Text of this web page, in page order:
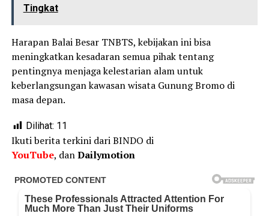
Tingkat
Harapan Balai Besar TNBTS, kebijakan ini bisa
meningkatkan kesadaran semua pihak tentang
pentingnya menjaga kelestarian alam untuk
keberlangsungan kawasan wisata Gunung Bromo di
masa depan.
Dilihat: 11
Ikuti berita terkini dari BINDO di
YouTube, danDailymotion